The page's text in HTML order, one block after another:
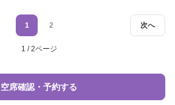
次へ
1 2
1 / 2ページ
空席確認・予約する